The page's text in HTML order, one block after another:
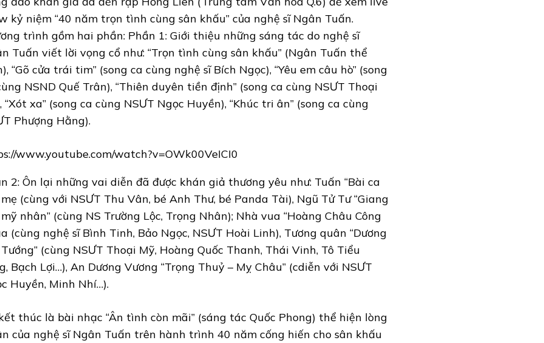
kỷ niệm “40 năm trọn tình cùng sân khấu” của nghệ sĩ Ngân Tuấn.
trình gồm hai phần: Phần 1: Giới thiệu những sáng tác do nghệ sĩ
Tuấn viết lời vọng cổ như: “Trọn tình cùng sân khấu” (Ngân Tuấn thể
“Gõ cửa trái tim” (song ca cùng nghệ sĩ Bích Ngọc), “Yêu em câu hò” (song
NSND Quế Trân), “Thiên duyên tiền định” (song ca cùng NSƯT Thoại
“Xót xa” (song ca cùng NSƯT Ngọc Huyền), “Khúc tri ân” (song ca cùng
Phượng Hằng).
www.youtube.com/watch?v=OWk00VeICI0
2: Ôn lại những vai diễn đã được khán giả thương yêu như: Tuấn “Bài ca
(cùng với NSƯT Thu Vân, bé Anh Thư, bé Panda Tài), Ngũ Tử Tư “Giang
nhân” (cùng NS Trường Lộc, Trọng Nhân); Nhà vua “Hoàng Châu Công
(cùng nghệ sĩ Bình Tinh, Bảo Ngọc, NSƯT Hoài Linh), Tương quân “Dương
(cùng NSƯT Thoại Mỹ, Hoàng Quốc Thanh, Thái Vinh, Tô Tiểu
Bạch Lợi…), An Dương Vương “Trọng Thuỷ – Mỵ Châu” (cdiễn với NSƯT
Huyền, Minh Nhí…).
thúc là bài nhạc “Ân tình còn mãi” (sáng tác Quốc Phong) thể hiện lòng
của nghệ sĩ Ngân Tuấn trên hành trình 40 năm cống hiến cho sân khấu